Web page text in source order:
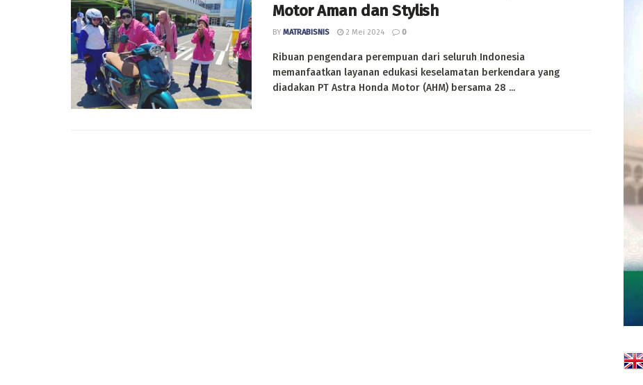
Motor Aman dan Stylish
BY MATRABISNIS 2 Mei 2024 0
Ribuan pengendara perempuan dari seluruh Indonesia
memanfaatkan layanan edukasi keselamatan berkendara yang
diadakan PT Astra Honda Motor (AHM) bersama 28 ...